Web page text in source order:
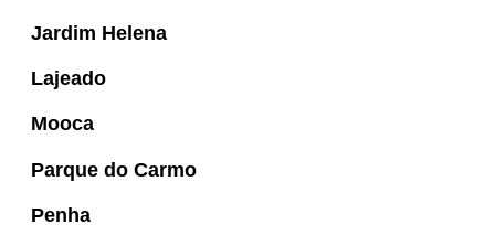
Jardim Helena
Lajeado
Mooca
Parque do Carmo
Penha